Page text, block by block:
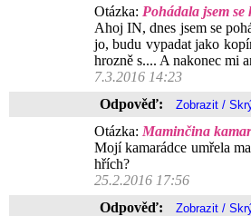
Otázka: Pohádala jsem
Ahoj IN, dnes jsem se
jo, budu vypadat jako
hrozně s.... A nakonec mi
7.3.2016 14:23
Odpověď:
Otázka: Maminčina
Mojí kamarádce umřela
hřích?
25.2.2016 17:56
Odpověď: